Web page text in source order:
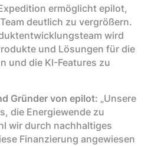
ermöglicht epilot,
deutlich zu vergrößern.
wird
und Lösungen für die
und die KI-Features zu
Gründer von epilot: „Unsere
die Energiewende zu
wir durch nachhaltiges
Finanzierung angewiesen